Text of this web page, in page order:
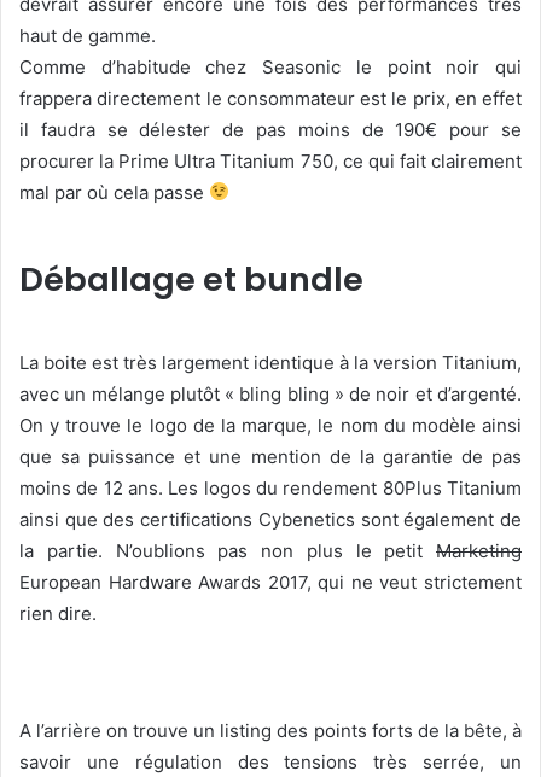
haut de gamme.
Comme d’habitude chez Seasonic le point noir qui
frappera directement le consommateur est le prix, en effet
il faudra se délester de pas moins de 190€ pour se
procurer la Prime Ultra Titanium 750, ce qui fait clairement
mal par où cela passe
Déballage et bundle
La boite est très largement identique à la version Titanium,
avec un mélange plutôt « bling bling » de noir et d’argenté.
On y trouve le logo de la marque, le nom du modèle ainsi
que sa puissance et une mention de la garantie de pas
moins de 12 ans. Les logos du rendement 80Plus Titanium
ainsi que des certifications Cybenetics sont également de
la partie. N’oublions pas non plus le petit Marketing
European Hardware Awards 2017, qui ne veut strictement
rien dire.
A l’arrière on trouve un listing des points forts de la bête, à
savoir une régulation des tensions très serrée, un